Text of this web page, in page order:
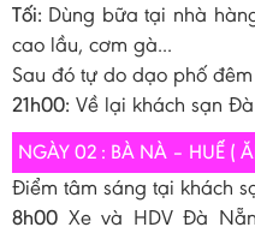
Tối: Dùng bữa tại nhà
cao lầu, cơm gà...
Sau đó tự do dạo phố
21h00: Về lại khách sạn
NGÀY 02 : BÀ NÀ – HUẾ (
Điểm tâm sáng tại khách
8h00 Xe và HDV Đà